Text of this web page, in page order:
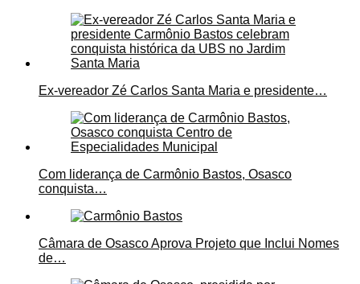
Ex-vereador Zé Carlos Santa Maria e presidente…
Com liderança de Carmônio Bastos, Osasco
conquista…
Câmara de Osasco Aprova Projeto que Inclui Nomes
de…